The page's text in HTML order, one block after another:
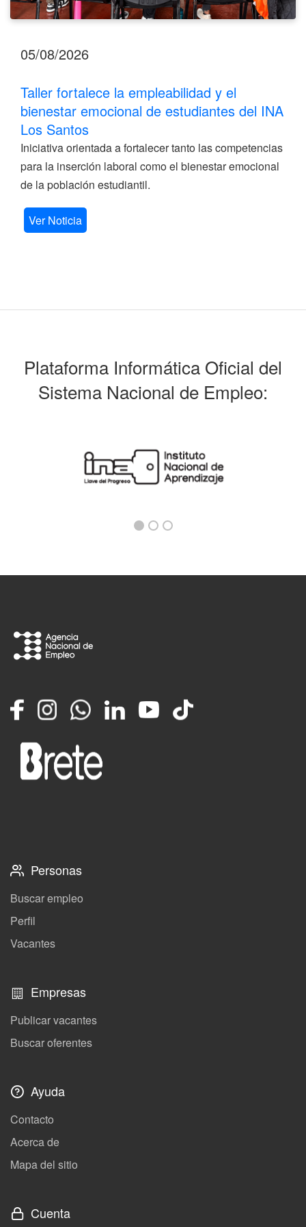
05/08/2026
Taller fortalece la empleabilidad y el
bienestar emocional de estudiantes del INA
Los Santos
Iniciativa orientada a fortalecer tanto las competencias
para la inserción laboral como el bienestar emocional
de la población estudiantil.
Ver Noticia
Plataforma Informática Oficial del
Sistema Nacional de Empleo:
FacebookInstagramWhatsappLinkedInYouTube
TikTok
Personas
Buscar empleo
Perfil
Vacantes
Empresas
Publicar vacantes
Buscar oferentes
Ayuda
Contacto
Acerca de
Mapa del sitio
Cuenta